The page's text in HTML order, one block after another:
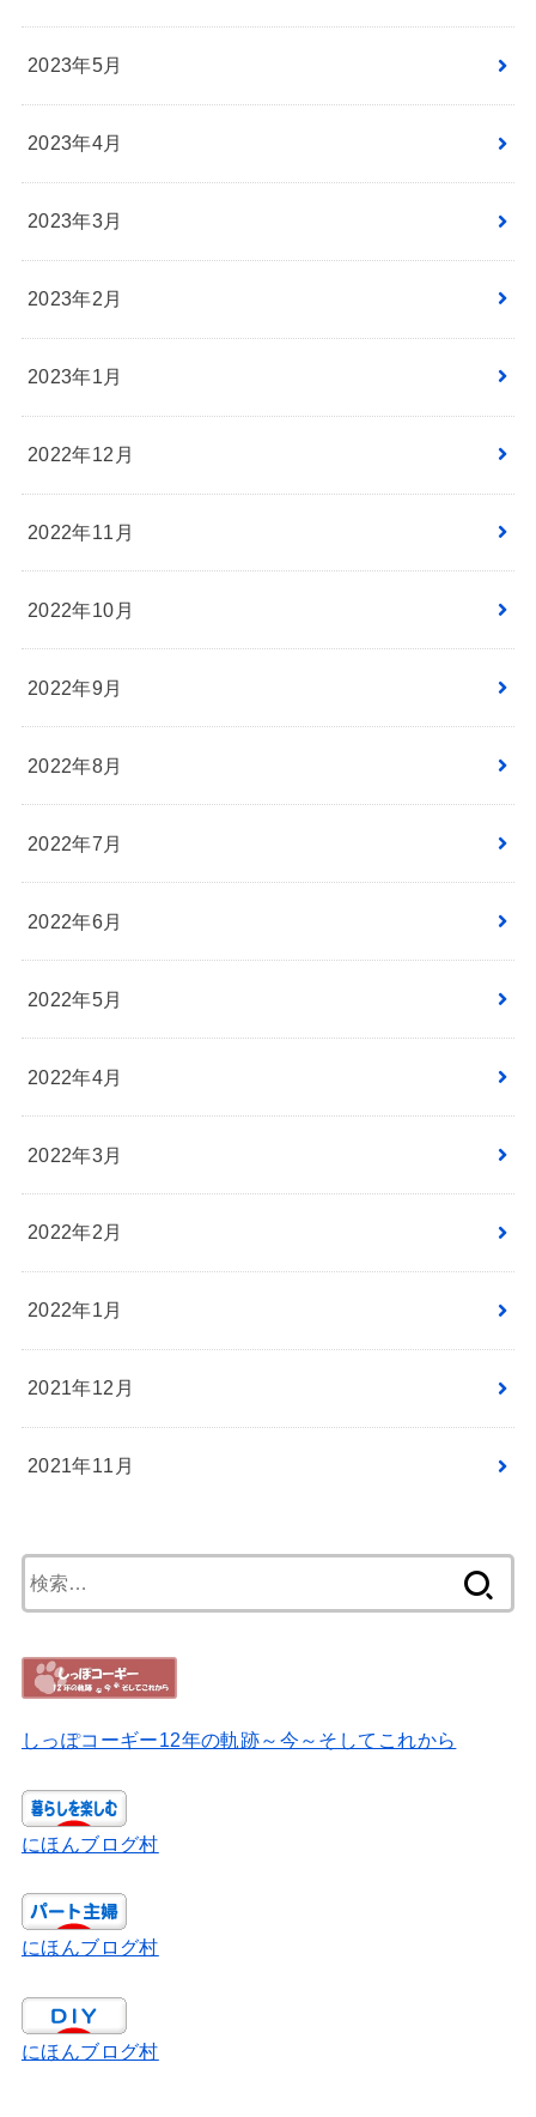
2023年5月
2023年4月
2023年3月
2023年2月
2023年1月
2022年12月
2022年11月
2022年10月
2022年9月
2022年8月
2022年7月
2022年6月
2022年5月
2022年4月
2022年3月
2022年2月
2022年1月
2021年12月
2021年11月
索:
しっぽコーギー12年の軌跡～今～そしてこれから
にほんブログ村
にほんブログ村
にほんブログ村